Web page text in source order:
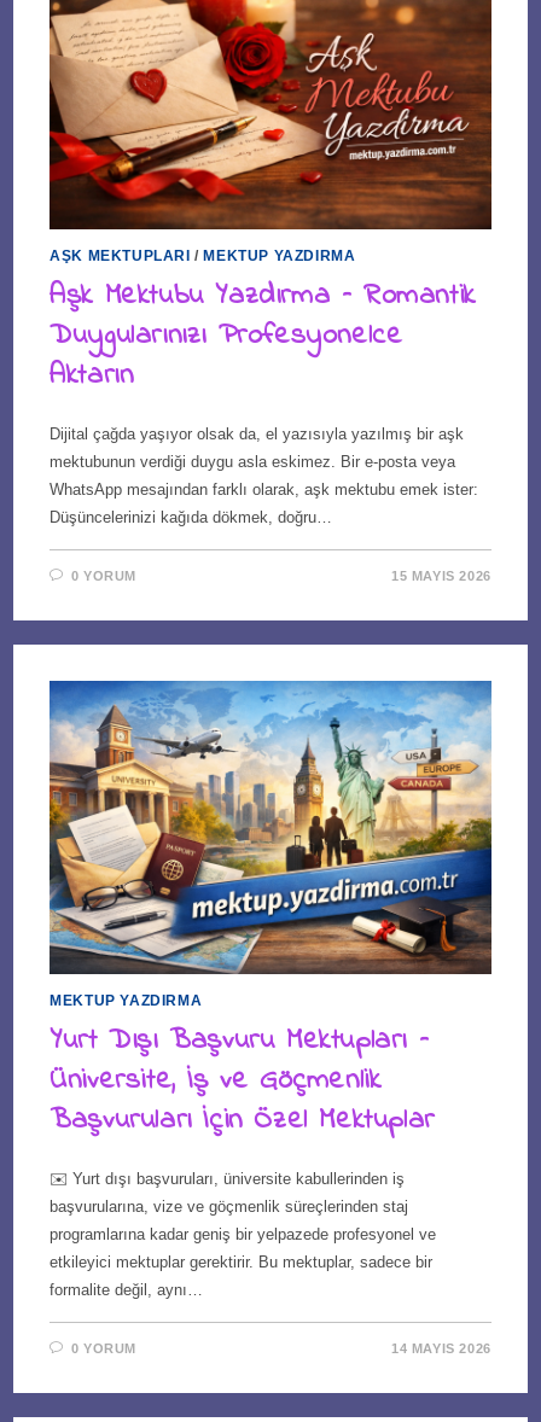
AŞK MEKTUPLARI /MEKTUP YAZDIRMA
Aşk Mektubu Yazdırma – Romantik
Duygularınızı Profesyonelce
Aktarın
Dijital çağda yaşıyor olsak da, el yazısıyla yazılmış bir aşk
mektubunun verdiği duygu asla eskimez. Bir e-posta veya
WhatsApp mesajından farklı olarak, aşk mektubu emek ister:
Düşüncelerinizi kağıda dökmek, doğru…
0 YORUM 15 MAYIS 2026
MEKTUP YAZDIRMA
Yurt Dışı Başvuru Mektupları –
Üniversite, İş ve Göçmenlik
Başvuruları İçin Özel Mektuplar
✉️ Yurt dışı başvuruları, üniversite kabullerinden iş
başvurularına, vize ve göçmenlik süreçlerinden staj
programlarına kadar geniş bir yelpazede profesyonel ve
etkileyici mektuplar gerektirir. Bu mektuplar, sadece bir
formalite değil, aynı…
0 YORUM 14 MAYIS 2026